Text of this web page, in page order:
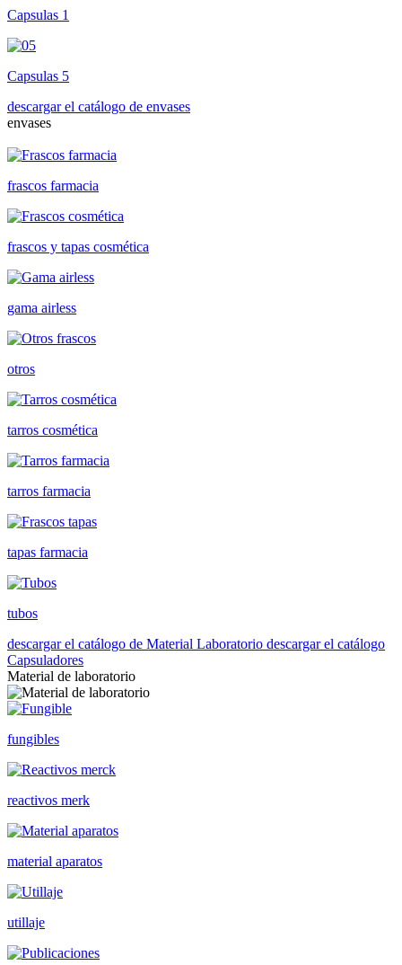
Capsulas 1
Capsulas 5
descargar el catálogo de envases
envases
frascos farmacia
frascos y tapas cosmética
gama airless
otros
tarros cosmética
tarros farmacia
tapas farmacia
tubos
descargar el catálogo de Material Laboratorio descargar el catálogo
Capsuladores
Material de laboratorio
fungibles
reactivos merk
material aparatos
utillaje